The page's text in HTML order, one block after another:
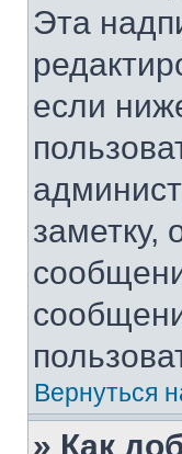
Эта
если
заметку,
Вернуться
» Как